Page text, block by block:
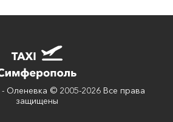
Оленевка © 2005-2026 Все права
защищены